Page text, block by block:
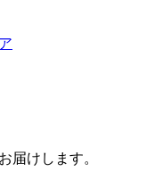
届けします。